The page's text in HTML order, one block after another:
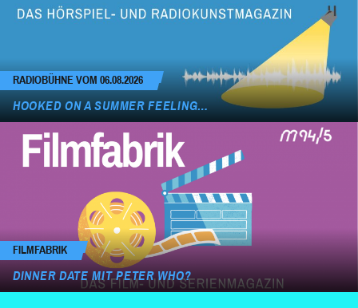
RADIOBÜHNE VOM 06.08.2026
HOOKED ON A SUMMER FEELING…
FILMFABRIK
DINNER DATE MIT PETER WHO?